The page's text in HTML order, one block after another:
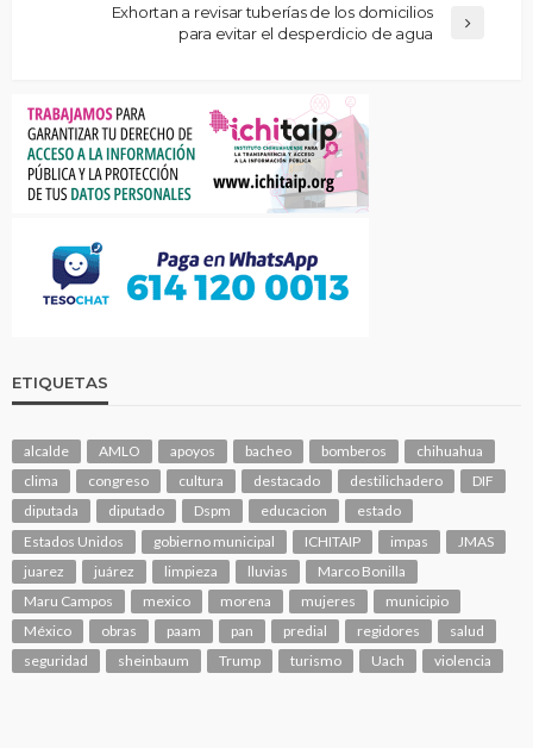
Exhortan a revisar tuberías de los domicilios
para evitar el desperdicio de agua
ETIQUETAS
alcalde AMLO apoyos bacheo bomberos
chihuahua
clima
congreso cultura destacado destilichadero
DIF
diputada
diputado Dspm educacion
estado
Estados Unidos
gobierno municipal ICHITAIP impas
JMAS
juarez
juárez limpieza lluvias
Marco Bonilla
Maru Campos
mexico morena mujeres
municipio
México
obras paam pan predial regidores
salud
seguridad
sheinbaum Trump turismo Uach violencia